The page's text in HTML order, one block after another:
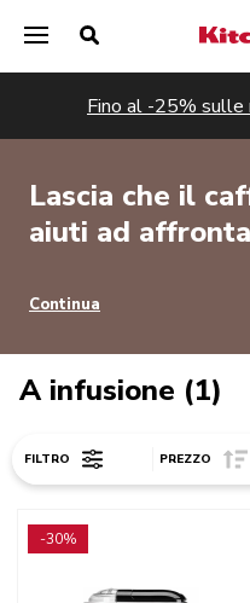
Fino al -25%
Lascia che il
aiuti ad
Continua
A infusione (1)
FILTRO PREZZO
-30%